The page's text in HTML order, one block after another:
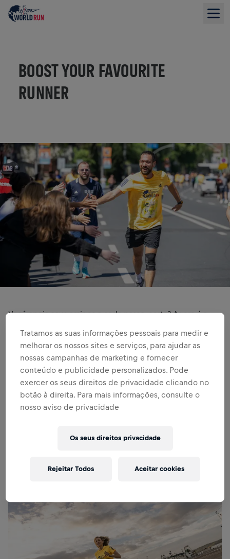
BOOST YOUR FAVOURITE
RUNNER
Você apoia seus amigos a cada passo, certo? Agora é a
seus apoiadores doam uma quantia que escolherem para
cada km que você correr. Quanto mais longe você for,
maior o impacto das doações.
COMO FUNCIONA
inscreva-separa corer individualmente a Wings
Tratamos as suas informações pessoais para medir e
melhorar os nossos sites e serviços, para ajudar as
nossas campanhas de marketing e fornecer
conteúdo e publicidade personalizados. Pode
exercer os seus direitos de privacidade clicando no
botão à direita. Para mais informações, consulte o
nosso aviso de privacidade
Os seus direitos privacidade
Rejeitar Todos Aceitar cookies